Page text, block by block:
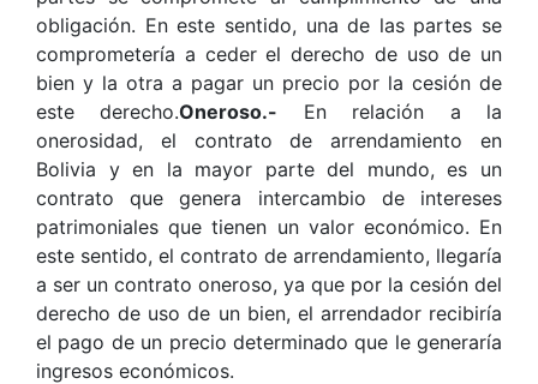
obligación. En este sentido, una de las partes se
comprometería a ceder el derecho de uso de un
bien y la otra a pagar un precio por la cesión de
este derecho.Oneroso.- En relación a la
onerosidad, el contrato de arrendamiento en
Bolivia y en la mayor parte del mundo, es un
contrato que genera intercambio de intereses
patrimoniales que tienen un valor económico. En
este sentido, el contrato de arrendamiento, llegaría
a ser un contrato oneroso, ya que por la cesión del
derecho de uso de un bien, el arrendador recibiría
el pago de un precio determinado que le generaría
ingresos económicos.